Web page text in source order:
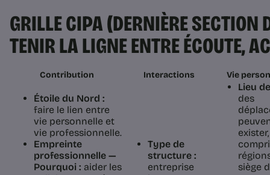
GRILLE CIPA (DERNIÈRE SECTION
TENIR LA LIGNE ENTRE ÉCOUTE,
Contribution Interactions Vie
Étoile du Nord :
faire le lien entre
vie personnelle et
vie professionnelle.
Empreinte
professionnelle —
Pourquoi : aider les
Type de
structure :
entreprise
Lieu
des
siège